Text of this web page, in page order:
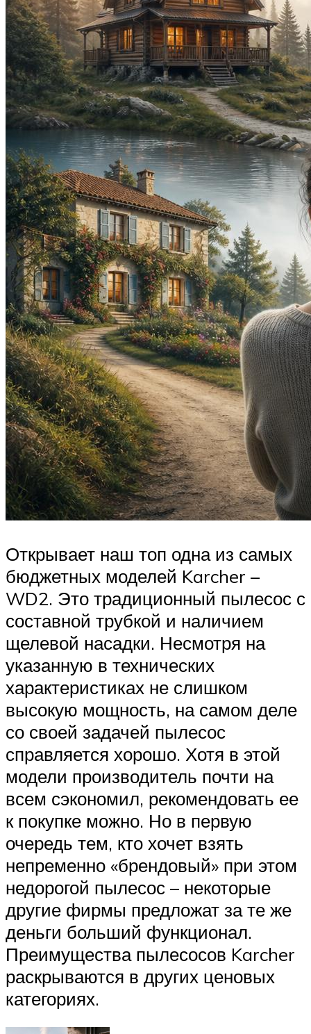
Открывает наш топ одна из самых
бюджетных моделей Karcher –
WD2. Это традиционный пылесос с
составной трубкой и наличием
щелевой насадки. Несмотря на
указанную в технических
характеристиках не слишком
высокую мощность, на самом деле
со своей задачей пылесос
справляется хорошо. Хотя в этой
модели производитель почти на
всем сэкономил, рекомендовать ее
к покупке можно. Но в первую
очередь тем, кто хочет взять
непременно «брендовый» при этом
недорогой пылесос – некоторые
другие фирмы предложат за те же
деньги больший функционал.
Преимущества пылесосов Karcher
раскрываются в других ценовых
категориях.